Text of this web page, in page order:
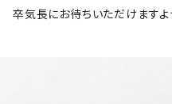
卒気長にお待ちいただけますよ